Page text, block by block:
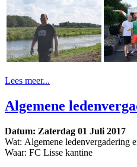
Lees meer...
Algemene
Datum: Zaterdag 01 Juli 2017
Wat: Algemene ledenvergadering
Waar: FC Lisse kantine